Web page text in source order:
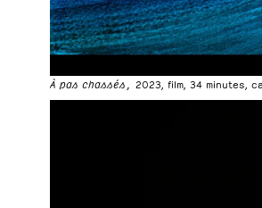
À pas chassés, 2023, film, 34 minutes,